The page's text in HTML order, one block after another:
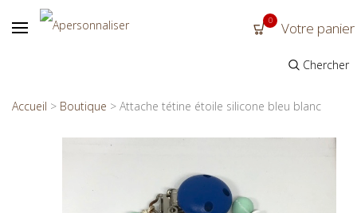
0 Votre panier
Chercher
Accueil > Boutique > Attache tétine étoile silicone bleu blanc